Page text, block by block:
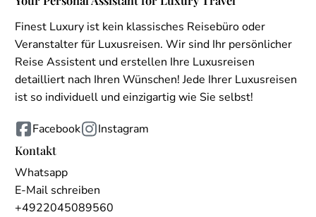
Finest Luxury ist kein klassisches Reisebüro oder
Veranstalter für Luxusreisen. Wir sind Ihr persönlicher
Reise Assistent und erstellen Ihre Luxusreisen
detailliert nach Ihren Wünschen! Jede Ihrer Luxusreisen
ist so individuell und einzigartig wie Sie selbst!
Facebook
Instagram
Kontakt
Whatsapp
E-Mail schreiben
+4922045089560